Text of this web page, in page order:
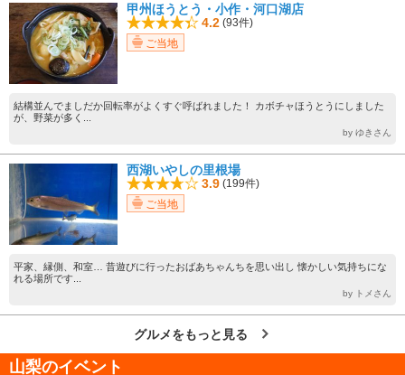
甲州ほうとう・小作・河口湖店
4.2 (93件)
ご当地
結構並んでましだか回転率がよくすぐ呼ばれました！ カボチャほうとうにしました
が、野菜が多く...
by ゆきさん
西湖いやしの里根場
3.9 (199件)
ご当地
平家、縁側、和室… 昔遊びに行ったおばあちゃんちを思い出し 懐かしい気持ちにな
れる場所です...
by トメさん
グルメをもっと見る
山梨のイベント